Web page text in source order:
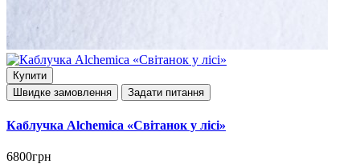
Купити
Швидке замовлення
Задати питання
Каблучка Alchemica «Cвітанок у лісі»
6800грн